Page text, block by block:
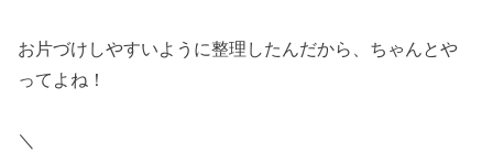
お片づけしやすいように整理したんだから、ちゃんとや
ってよね！
＼